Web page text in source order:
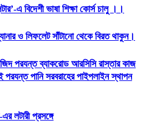
এ বিদেশী ভাষা শিক্ষা কোর্স চালু ।।
ও লিফলেট সাঁটানো থেকে বিরত থাকুন।
পরযন্ত ব্যাকরোড আরসিসি রাস্তার কাজ
পানি সরবরাহের পাইপলাইন স্থাপন
লটারী প্রসঙ্গে